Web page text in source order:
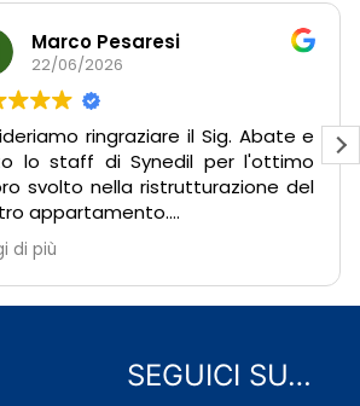
Marco Pesaresi
22/06/2026
ringraziare il Sig. Abate e
lo staff di Synedil per l'ottimo
svolto nella ristrutturazione del
appartamento.
primo sopralluogo abbiamo
apprezzare la professionalità,
e disponibilità
da tutto il team.
è stato costantemente
seguendo ogni fase con
di più
SEGUICI SU…